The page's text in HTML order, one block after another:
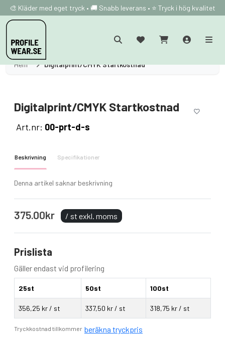
🎨 Kläder med eget tryck • 🚚 Snabb leverans • ⭐ Tryck i hög kvalitet
Hem Digitalprint/CMYK Startkostnad
Digitalprint/CMYK Startkostnad
Art.nr: 00-prt-d-s
Beskrivning Specifikationer
Denna artikel saknar beskrivning
375.00kr / st exkl. moms
Prislista
Gäller endast vid profilering
25st 50st 100st
356,25 kr / st 337,50 kr / st 318,75 kr / st
Tryckkostnad tillkommer beräkna tryckpris